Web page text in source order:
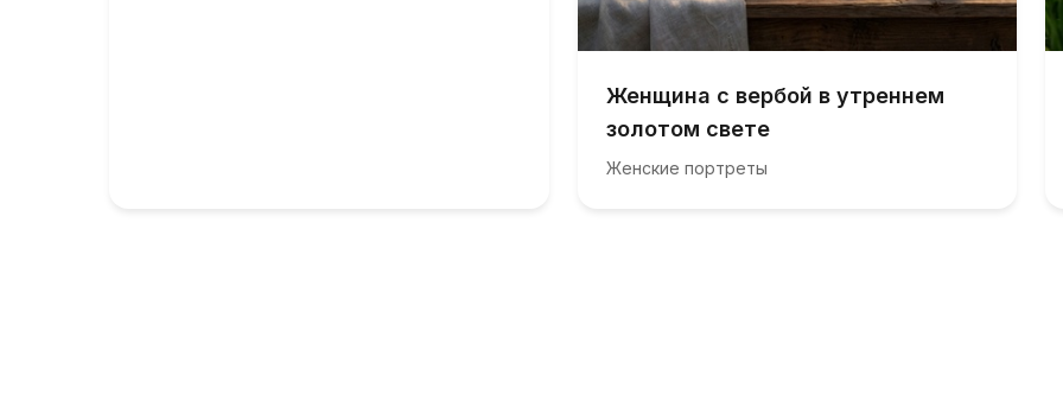
Женщина с вербой в утреннем
золотом свете
Женские портреты